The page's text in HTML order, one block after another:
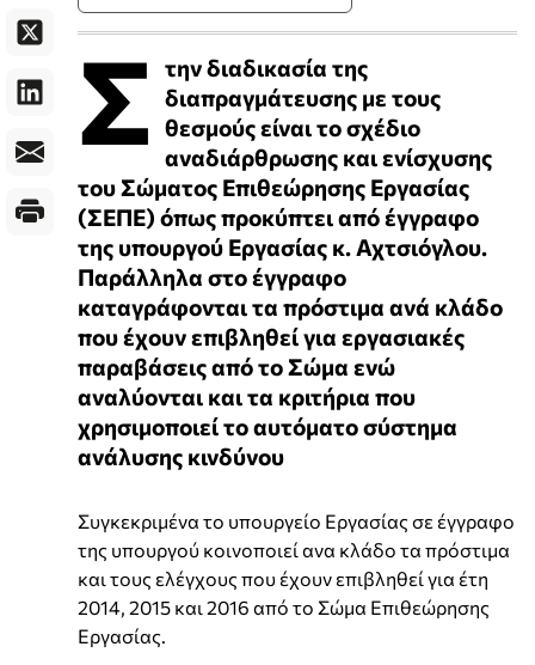
Σ την διαδικασία της
διαπραγμάτευσης με τους
θεσμούς είναι το σχέδιο
αναδιάρθρωσης και ενίσχυσης
του Σώματος Επιθεώρησης Εργασίας
(ΣΕΠΕ) όπως προκύπτει από έγγραφο
της υπουργού Εργασίας κ. Αχτσιόγλου.
Παράλληλα στο έγγραφο
καταγράφονται τα πρόστιμα ανά κλάδο
που έχουν επιβληθεί για εργασιακές
παραβάσεις από το Σώμα ενώ
αναλύονται και τα κριτήρια που
χρησιμοποιεί το αυτόματο σύστημα
ανάλυσης κινδύνου
Συγκεκριμένα το υπουργείο Εργασίας σε έγγραφο
της υπουργού κοινοποιεί ανα κλάδο τα πρόστιμα
και τους ελέγχους που έχουν επιβληθεί για έτη
2014, 2015 και 2016 από το Σώμα Επιθεώρησης
Εργασίας.